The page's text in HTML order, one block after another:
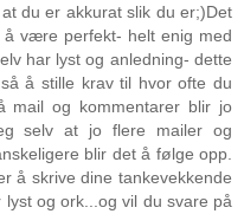
du er akkurat slik du er;)Det
være perfekt- helt enig med
har lyst og anledning- dette
å stille krav til hvor ofte du
mail og kommentarer blir jo
selv at jo flere mailer og
blir det å følge opp.
å skrive dine tankevekkende
og ork...og vil du svare på